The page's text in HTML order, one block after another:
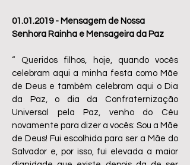
01.01.2019- Mensagem de Nossa
Senhora Rainha e Mensageira da Paz
“ Queridos filhos, hoje, quando vocês
celebram aqui a minha festa como Mãe
de Deus e também celebram aqui o Dia
da Paz, o dia da Confraternização
Universal pela Paz, venho do Céu
novamente para dizer a vocês: Sou a Mãe
de Deus! Fui escolhida para ser a Mãe do
Salvador e, por isso, fui elevada a maior